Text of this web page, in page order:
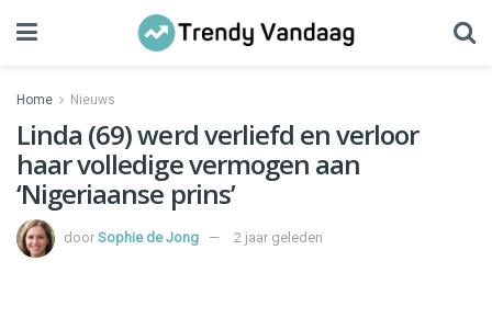
Home Nieuws
Linda (69) werd verliefd en verloor
haar volledige vermogen aan
‘Nigeriaanse prins’
door Sophie de Jong 2 jaar geleden